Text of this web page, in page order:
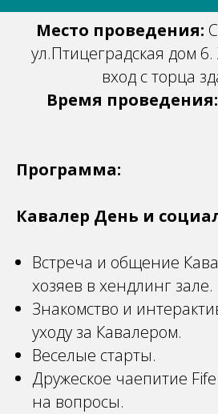
Место проведения:
ул.Птицеградская дом
вход с торца
Время проведения:
Программа:
Кавалер День и
Встреча и общение
хозяев в хендлинг зале.
Знакомство и
уходу за Кавалером.
Веселые старты.
Дружеское чаепитие
на вопросы.